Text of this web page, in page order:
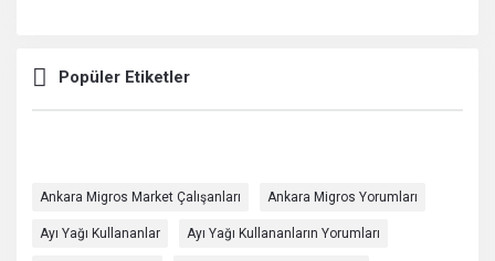
Popüler Etiketler
Ankara Migros Market Çalışanları Ankara Migros Yorumları
Ayı Yağı Kullananlar Ayı Yağı Kullananların Yorumları